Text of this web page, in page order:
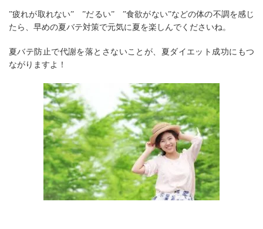
”疲れが取れない” ”だるい” ”食欲がない”などの体の不調を感じ
たら、早めの夏バテ対策で元気に夏を楽しんでくださいね。
夏バテ防止で代謝を落とさないことが、夏ダイエット成功にもつ
ながりますよ！